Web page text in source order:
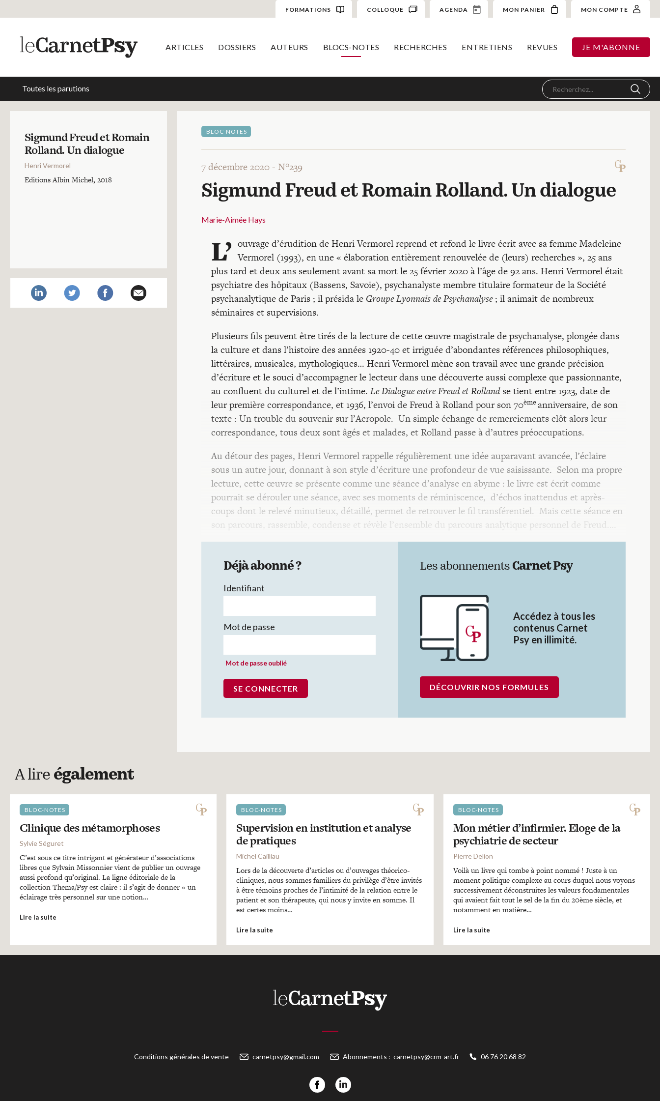
FORMATIONS COLLOQUE AGENDA MON PANIER MON COMPTE
ARTICLES DOSSIERS AUTEURS BLOCS-NOTES RECHERCHES ENTRETIENS REVUES JE M'ABONNE
Toutes les parutions
Sigmund Freud et Romain
Rolland. Un dialogue
Henri Vermorel
Editions Albin Michel, 2018
BLOC-NOTES
7 décembre 2020 - N°239
Sigmund Freud et Romain Rolland. Un dialogue
Marie-Aimée Hays
L’ ouvrage d’érudition de Henri Vermorel reprend et refond le livre écrit avec sa femme Madeleine
Vermorel (1993), en une « élaboration entièrement renouvelée de (leurs) recherches », 25 ans
plus tard et deux ans seulement avant sa mort le 25 février 2020 à l’âge de 92 ans. Henri Vermorel était
psychiatre des hôpitaux (Bassens, Savoie), psychanalyste membre titulaire formateur de la Société
psychanalytique de Paris ; il présida le Groupe Lyonnais de Psychanalyse; il animait de nombreux
séminaires et supervisions.
Plusieurs fils peuvent être tirés de la lecture de cette œuvre magistrale de psychanalyse, plongée dans
la culture et dans l’histoire des années 1920-40 et irriguée d’abondantes références philosophiques,
littéraires, musicales, mythologiques… Henri Vermorel mène son travail avec une grande précision
d’écriture et le souci d’accompagner le lecteur dans une découverte aussi complexe que passionnante,
au confluent du culturel et de l’intime. Le Dialogue entre Freud et Rollandse tient entre 1923, date de
leur première correspondance, et 1936, l’envoi de Freud à Rolland pour son 70èmeanniversaire, de son
texte : Un trouble du souvenir sur l’Acropole. Un simple échange de remerciements clôt alors leur
correspondance, tous deux sont âgés et malades, et Rolland passe à d’autres préoccupations.
Au détour des pages, Henri Vermorel rappelle régulièrement une idée auparavant avancée, l’éclaire
sous un autre jour, donnant à son style d’écriture une profondeur de vue saisissante. Selon ma propre
lecture, cette œuvre se présente comme une séance d’analyse en abyme : le livre est écrit comme
pourrait se dérouler une séance, avec ses moments de réminiscence, d’échos inattendus et après-
coups dont le relevé minutieux, détaillé, permet de retrouver le fil transférentiel. Mais cette séance en
son parcours, rassemble, condense et révèle l’ensemble du parcours analytique personnel de Freud.…
Déjà abonné ?
Identifiant
Mot de passe
Mot de passe oublié
Les abonnements Carnet Psy
Accédez à tous les
contenus Carnet
Psy en illimité.
DÉCOUVRIR NOS FORMULES
A lire également
BLOC-NOTES
Clinique des métamorphoses
Sylvie Séguret
C’est sous ce titre intrigant et générateur d’associations
libres que Sylvain Missonnier vient de publier un ouvrage
aussi profond qu’original. La ligne éditoriale de la
collection Thema/Psy est claire : il s’agit de donner « un
éclairage très personnel sur une notion…
Lire la suite
BLOC-NOTES
Supervision en institution et analyse
de pratiques
Michel Cailliau
Lors de la découverte d’articles ou d’ouvrages théorico-
cliniques, nous sommes familiers du privilège d’être invités
à être témoins proches de l’intimité de la relation entre le
patient et son thérapeute, qui nous y invite en somme. Il
est certes moins…
Lire la suite
BLOC-NOTES
Mon métier d’infirmier. Eloge de la
psychiatrie de secteur
Pierre Delion
Voilà un livre qui tombe à point nommé ! Juste à un
moment politique complexe au cours duquel nous voyons
successivement déconstruites les valeurs fondamentales
qui avaient fait tout le sel de la fin du 20ème siècle, et
notamment en matière…
Lire la suite
Conditions générales de vente carnetpsy@gmail.com Abonnements : carnetpsy@crm-art.fr 06 76 20 68 82